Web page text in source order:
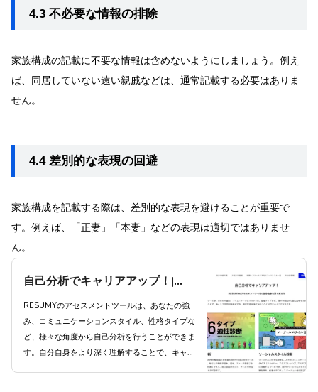
4.3 不必要な情報の排除
家族構成の記載に不要な情報は含めないようにしましょう。例え
ば、同居していない遠い親戚などは、通常記載する必要はありま
せん。
4.4 差別的な表現の回避
家族構成を記載する際は、差別的な表現を避けることが重要で
す。例えば、「正妻」「本妻」などの表現は適切ではありませ
ん。
自己分析でキャリアアップ！|
RESUMYのアセスメントツールで
自分自身を深く知ろう
RESUMYのアセスメントツールは、あなたの強
み、コミュニケーションスタイル、性格タイプな
ど、様々な角度から自己分析を行うことができま
す。自分自身をより深く理解することで、キャリ